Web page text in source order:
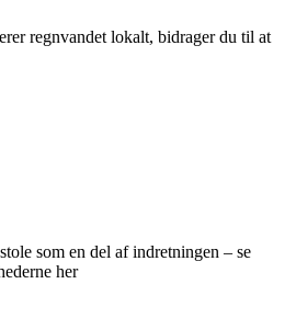
regnvandet lokalt, bidrager du til at
som en del af indretningen – se
her